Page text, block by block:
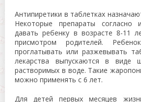
Антипиретики в таблетках
Некоторые препараты согласно
давать ребенку в возрасте 8-11
присмотром родителей.
проглатывать или разжевывать
лекарства выпускаются в виде
растворимых в воде. Такие
можно применять с 6 лет.
Для детей первых месяцев